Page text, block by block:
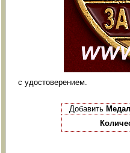
с удостоверением.
Добавить